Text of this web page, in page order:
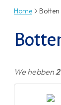
Home
We hebben